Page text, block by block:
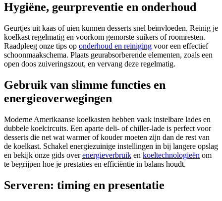
Hygiëne, geurpreventie en onderhoud
Geurtjes uit kaas of uien kunnen desserts snel beïnvloeden. Reinig je
koelkast regelmatig en voorkom gemorste suikers of roomresten.
Raadpleeg onze tips op onderhoud en reiniging voor een effectief
schoonmaakschema. Plaats geurabsorberende elementen, zoals een
open doos zuiveringszout, en vervang deze regelmatig.
Gebruik van slimme functies en
energieoverwegingen
Moderne Amerikaanse koelkasten hebben vaak instelbare lades en
dubbele koelcircuits. Een aparte deli- of chiller-lade is perfect voor
desserts die net wat warmer of kouder moeten zijn dan de rest van
de koelkast. Schakel energiezuinige instellingen in bij langere opslag
en bekijk onze gids overenergieverbruik en koeltechnologieën om
te begrijpen hoe je prestaties en efficiëntie in balans houdt.
Serveren: timing en presentatie